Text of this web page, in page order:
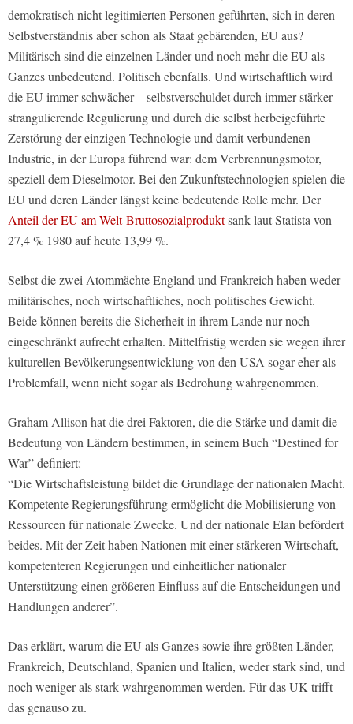
demokratisch nicht legitimierten Personen geführten, sich in deren
Selbstverständnis aber schon als Staat gebärenden, EU aus?
Militärisch sind die einzelnen Länder und noch mehr die EU als
Ganzes unbedeutend. Politisch ebenfalls. Und wirtschaftlich wird
die EU immer schwächer – selbstverschuldet durch immer stärker
strangulierende Regulierung und durch die selbst herbeigeführte
Zerstörung der einzigen Technologie und damit verbundenen
Industrie, in der Europa führend war: dem Verbrennungsmotor,
speziell dem Dieselmotor. Bei den Zukunftstechnologien spielen die
EU und deren Länder längst keine bedeutende Rolle mehr. Der
Anteil der EU am Welt-Bruttosozialproduktsank laut Statista von
27,4 % 1980 auf heute 13,99 %.
Selbst die zwei Atommächte England und Frankreich haben weder
militärisches, noch wirtschaftliches, noch politisches Gewicht.
Beide können bereits die Sicherheit in ihrem Lande nur noch
eingeschränkt aufrecht erhalten. Mittelfristig werden sie wegen ihrer
kulturellen Bevölkerungsentwicklung von den USA sogar eher als
Problemfall, wenn nicht sogar als Bedrohung wahrgenommen.
Graham Allison hat die drei Faktoren, die die Stärke und damit die
Bedeutung von Ländern bestimmen, in seinem Buch “Destined for
War” definiert:
“Die Wirtschaftsleistung bildet die Grundlage der nationalen Macht.
Kompetente Regierungsführung ermöglicht die Mobilisierung von
Ressourcen für nationale Zwecke. Und der nationale Elan befördert
beides. Mit der Zeit haben Nationen mit einer stärkeren Wirtschaft,
kompetenteren Regierungen und einheitlicher nationaler
Unterstützung einen größeren Einfluss auf die Entscheidungen und
Handlungen anderer”.
Das erklärt, warum die EU als Ganzes sowie ihre größten Länder,
Frankreich, Deutschland, Spanien und Italien, weder stark sind, und
noch weniger als stark wahrgenommen werden. Für das UK trifft
das genauso zu.